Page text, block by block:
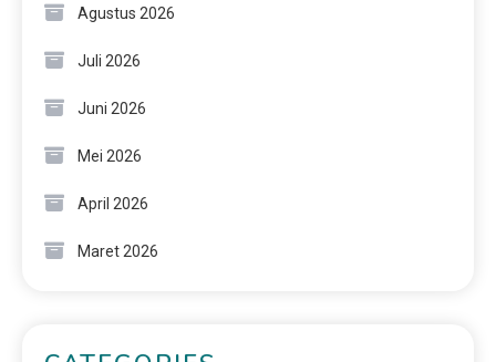
Agustus 2026
Juli 2026
Juni 2026
Mei 2026
April 2026
Maret 2026